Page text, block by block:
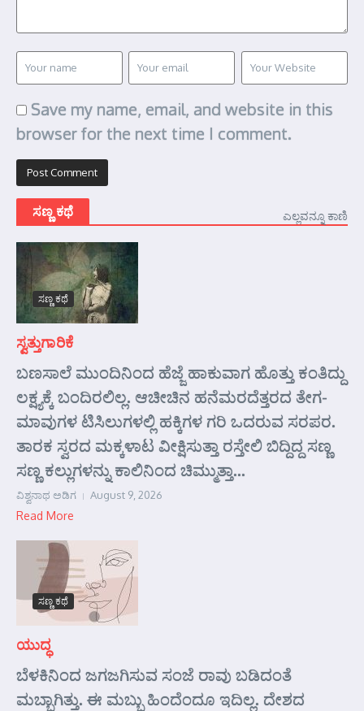
Save my name, email, and website in this
browser for the next time I comment.
ಸಣ್ಣ ಕಥೆ ಎಲ್ಲವನ್ನೂ ಕಾಣಿ
ಸಣ್ಣ ಕಥೆ
ಸ್ವತ್ತುಗಾರಿಕೆ
ಬಣಸಾಲೆ ಮುಂದಿನಿಂದ ಹೆಜ್ಜೆ ಹಾಕುವಾಗ ಹೊತ್ತು ಕಂತಿದ್ದು
ಲಕ್ಷ್ಯಕ್ಕೆ ಬಂದಿರಲಿಲ್ಲ. ಆಚೀಚಿನ ಹನೆಮರದೆತ್ತರದ ತೇಗ-
ಮಾವುಗಳ ಟಿಸಿಲುಗಳಲ್ಲಿ ಹಕ್ಕಿಗಳ ಗರಿ ಒದರುವ ಸರಪರ.
ತಾರಕ ಸ್ವರದ ಮಕ್ಕಳಾಟ ವೀಕ್ಷಿಸುತ್ತಾ ರಸ್ತೇಲಿ ಬಿದ್ದಿದ್ದ ಸಣ್ಣ
ಸಣ್ಣ ಕಲ್ಲುಗಳನ್ನು ಕಾಲಿನಿಂದ ಚಿಮ್ಮುತ್ತಾ...
ವಿಶ್ವನಾಥ ಅಡಿಗ August 9, 2026
Read More
ಸಣ್ಣ ಕಥೆ
ಯುದ್ಧ
ಬೆಳಕಿನಿಂದ ಜಗಜಗಿಸುವ ಸಂಜೆ ರಾವು ಬಡಿದಂತೆ
ಮಬ್ಬಾಗಿತ್ತು. ಈ ಮಬ್ಬು ಹಿಂದೆಂದೂ ಇದಿಲ್ಲ. ದೇಶದ